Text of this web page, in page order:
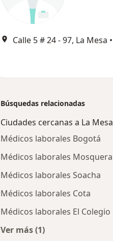
Calle 5 # 24 - 97, La Mesa •
Búsquedas relacionadas
Ciudades cercanas a La Mesa
Médicos laborales Bogotá
Médicos laborales Mosquera
Médicos laborales Soacha
Médicos laborales Cota
Médicos laborales El Colegio
Ver más (1)